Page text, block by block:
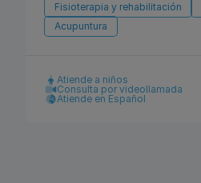
Fisioterapia y rehabilitación
Acupuntura
Atiende a niños
Consulta por videollamada
Atiende en Español